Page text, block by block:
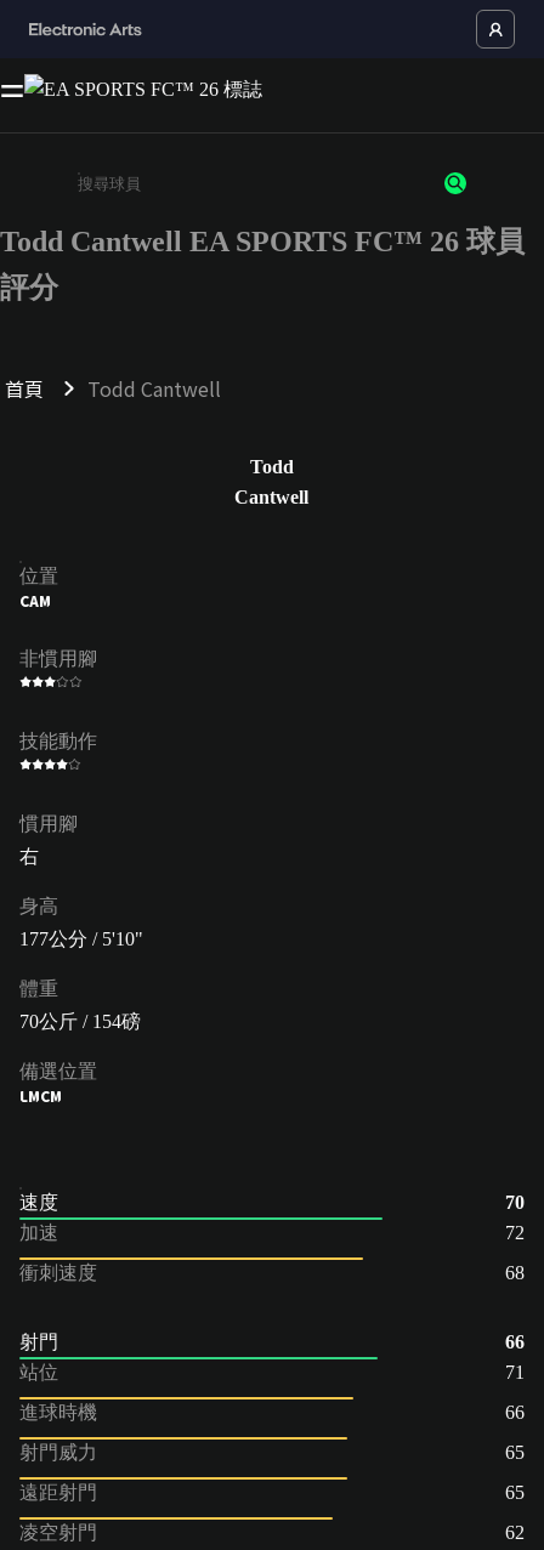
請輸入至少 3 個字元或數字
Todd Cantwell EA SPORTS FC™ 26 球員
評分
首頁 Todd Cantwell
Todd
Cantwell
位置
CAM
非慣用腳
技能動作
慣用腳
右
身高
177公分 / 5'10"
體重
70公斤 / 154磅
備選位置
LMCM
速度
70
加速
72
衝刺速度
68
射門
66
站位
71
進球時機
66
射門威力
65
遠距射門
65
凌空射門
62